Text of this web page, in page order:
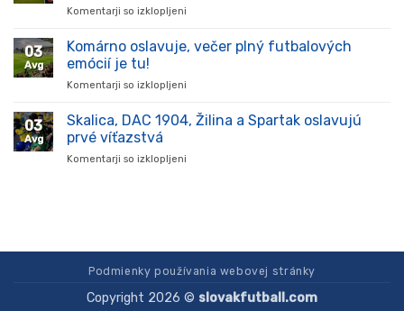
súťaži
Komentarji so izklopljeni
oslavuje
v
03
Avg
Komárno oslavuje, večer plný futbalových
emócií je tu!
Komentarji so izklopljeni
oslavuje,
03
Avg
Skalica, DAC 1904, Žilina a Spartak oslavujú
prvé víťazstvá
Komentarji so izklopljeni
Spartak
oslavujú
víťazstvá
Podmienky používania webovej stránky
Copyright 2026 © slovakfutball.com